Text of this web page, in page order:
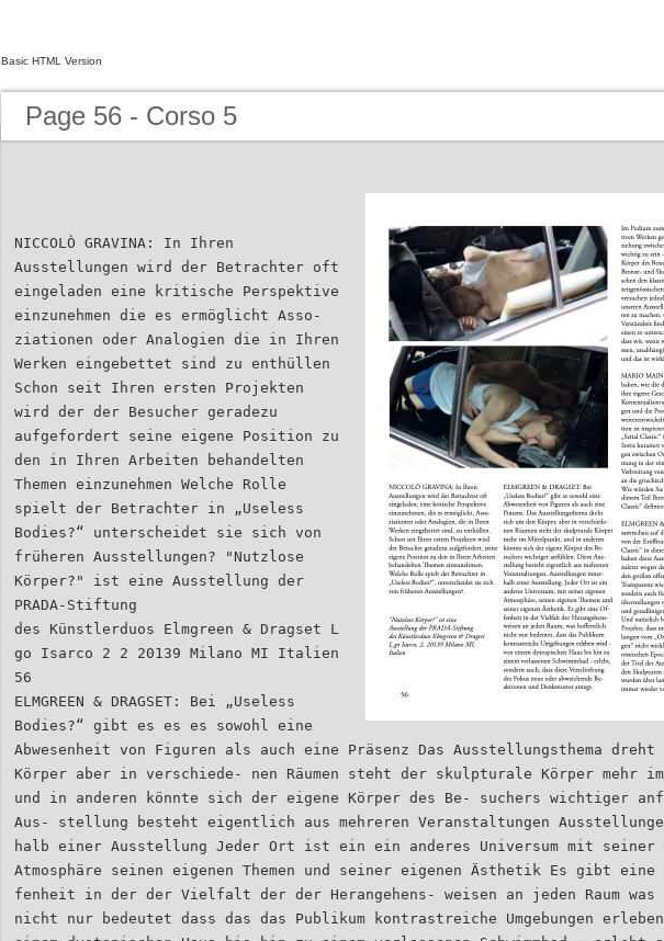
Basic HTML Version
Page 56 - Corso 5
NICCOLÒ GRAVINA: In Ihren
Ausstellungen wird der Betrachter oft
eingeladen eine kritische Perspektive
einzunehmen die es ermöglicht Asso-
ziationen oder Analogien die in Ihren
Werken eingebettet sind zu enthüllen
Schon seit Ihren ersten Projekten
wird der der Besucher geradezu
aufgefordert seine eigene Position zu
den in Ihren Arbeiten behandelten
Themen einzunehmen Welche Rolle
spielt der Betrachter in „Useless
Bodies?“ unterscheidet sie sich von
früheren Ausstellungen? "Nutzlose
Körper?" ist eine Ausstellung der
PRADA-Stiftung
des Künstlerduos Elmgreen & Dragset L
go Isarco 2 2 20139 Milano MI Italien
56
ELMGREEN & DRAGSET: Bei „Useless
Bodies?“ gibt es es es sowohl eine
Abwesenheit von Figuren als auch eine Präsenz Das Ausstellungsthema dreht
Körper aber in verschiede- nen Räumen steht der skulpturale Körper mehr
und in anderen könnte sich der eigene Körper des Be- suchers wichtiger
Aus- stellung besteht eigentlich aus mehreren Veranstaltungen
halb einer Ausstellung Jeder Ort ist ein ein anderes Universum mit seiner
Atmosphäre seinen eigenen Themen und seiner eigenen Ästhetik Es gibt
fenheit in der der Vielfalt der der Herangehens- weisen an jeden Raum
nicht nur bedeutet dass das das Publikum kontrastreiche Umgebungen